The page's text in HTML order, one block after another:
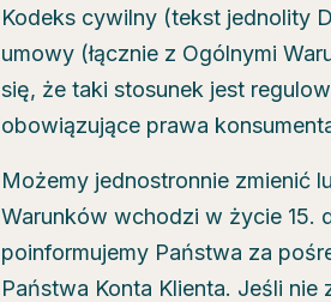
Kodeks cywilny (tekst jednolity
umowy (łącznie z Ogólnymi
się, że taki stosunek jest
obowiązujące prawa
Możemy jednostronnie zmienić
Warunków wchodzi w życie 15.
poinformujemy Państwa za
Państwa Konta Klienta. Jeśli